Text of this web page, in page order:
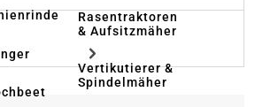
Rasentraktoren
& Aufsitzmäher
Vertikutierer &
Spindelmäher